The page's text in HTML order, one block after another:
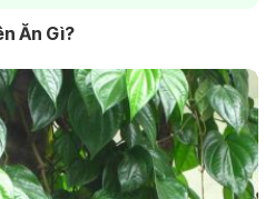
Ăn Gì?